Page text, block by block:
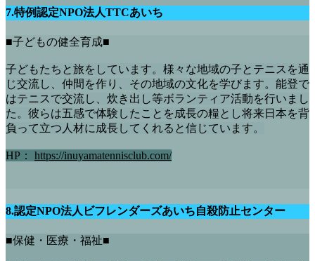
7.特例認定NPO法人TTCあいち
■子どもの健全育成■
子どもたちと旅をしています。様々な地域の子とテニスを通
じ交流し、仲間を作り、その地域の文化を学びます。能登で
はテニスで交流し、炊き出し等ボランティア活動を行いまし
た。彼らは五感で体験したことを成長の糧とし将来日本を背
負って立つ人材に成長してくれると信じています。
HP： https://inuyamatennisclub.com/
8.認定NPO法人ビフレンダーズあいち自殺防止センター
■保健・医療・福祉■